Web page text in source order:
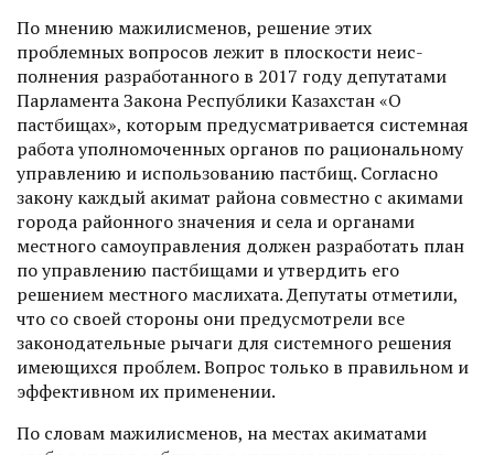
По мнению мажилисменов, решение этих
проблемных воп­росов лежит в плоскости неис­
полнения разработанного в 2017 году депутатами
Парламен­та Закона Республики Казахстан «О
пастбищах», которым предусматривается системная
работа уполномоченных органов по рациональному
управлению и использованию пастбищ. Согласно
закону каждый акимат района совместно с акимами
города районного значения и села и органами
местного само­управления должен разработать план
по управлению пастбищами и утвердить его
решением местного маслихата. Депутаты отметили,
что со своей стороны они предусмотрели все
законодательные рычаги для системного решения
имеющихся проблем. Вопрос только в правильном и
эффективном их применении.
По словам мажилисменов, на местах акиматами